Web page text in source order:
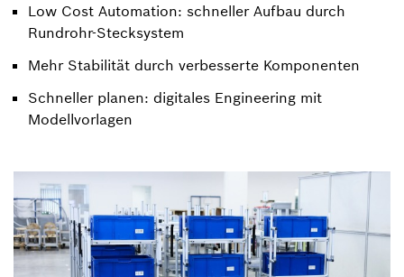
Low Cost Automation: schneller Aufbau durch
Rundrohr-Stecksystem
Mehr Stabilität durch verbesserte Komponenten
Schneller planen: digitales Engineering mit
Modellvorlagen